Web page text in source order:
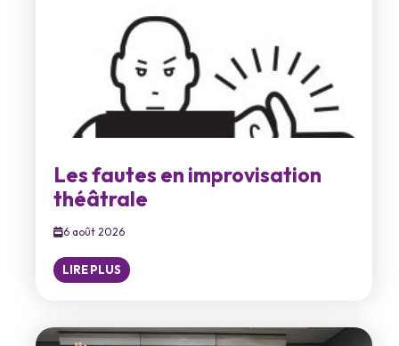
Les fautes en improvisation
théâtrale
6 août 2026
LIRE PLUS